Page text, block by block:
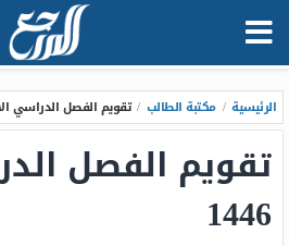
الرئيسية / مكتبة الطالب / تقويم الفصل الدراسي
تقويم الفصل
1446